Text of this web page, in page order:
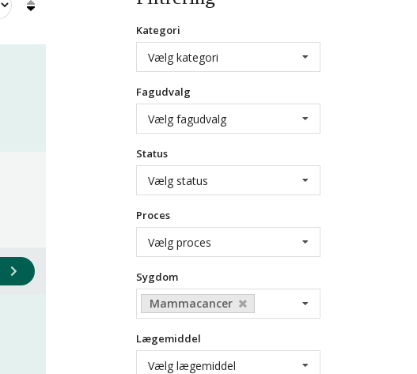
Kategori
Vælg kategori
Fagudvalg
Vælg fagudvalg
Status
Vælg status
Proces
Vælg proces
Sygdom
Mammacancer
Lægemiddel
Vælg lægemiddel